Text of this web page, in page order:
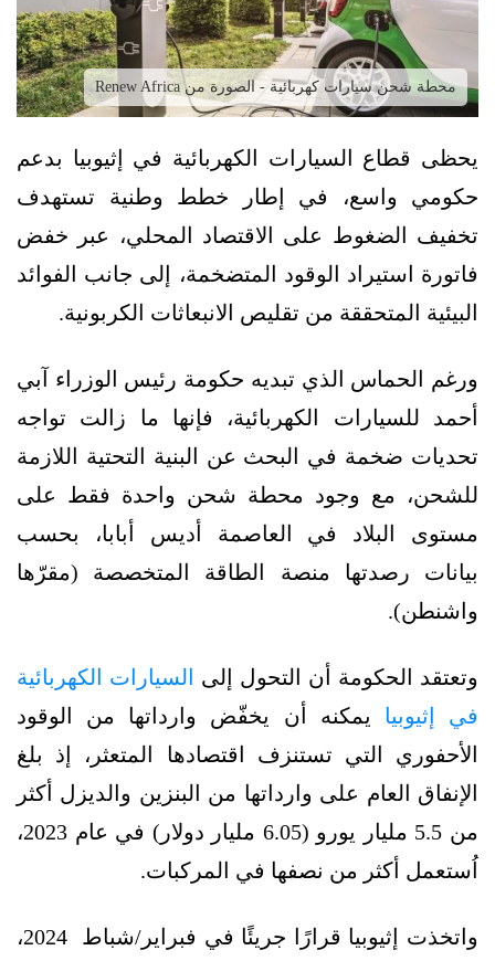
محطة شحن سيارات كهربائية - الصورة من Renew Africa
يحظى قطاع السيارات الكهربائية في إثيوبيا بدعم
حكومي واسع، في إطار خطط وطنية تستهدف
تخفيف الضغوط على الاقتصاد المحلي، عبر خفض
فاتورة استيراد الوقود المتضخمة، إلى جانب الفوائد
البيئية المتحققة من تقليص الانبعاثات الكربونية.
ورغم الحماس الذي تبديه حكومة رئيس الوزراء آبي
أحمد للسيارات الكهربائية، فإنها ما زالت تواجه
تحديات ضخمة في البحث عن البنية التحتية اللازمة
للشحن، مع وجود محطة شحن واحدة فقط على
مستوى البلاد في العاصمة أديس أبابا، بحسب
بيانات رصدتها منصة الطاقة المتخصصة (مقرّها
واشنطن).
وتعتقد الحكومة أن التحول إلى
السيارات الكهربائية
في إثيوبيا يمكنه أن يخفّض وارداتها من الوقود
الأحفوري التي تستنزف اقتصادها المتعثر، إذ بلغ
الإنفاق العام على وارداتها من البنزين والديزل أكثر
من 5.5 مليار يورو (6.05 مليار دولار) في عام 2023،
اُستعمل أكثر من نصفها في المركبات.
واتخذت إثيوبيا قرارًا جريئًا في فبراير/شباط 2024،